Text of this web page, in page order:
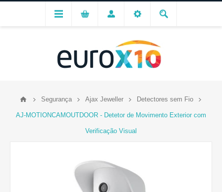
Segurança Ajax Jeweller Detectores sem Fio
AJ-MOTIONCAMOUTDOOR - Detetor de Movimento Exterior com
Verificação Visual